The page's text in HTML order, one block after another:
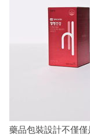
藥品包裝設計不僅